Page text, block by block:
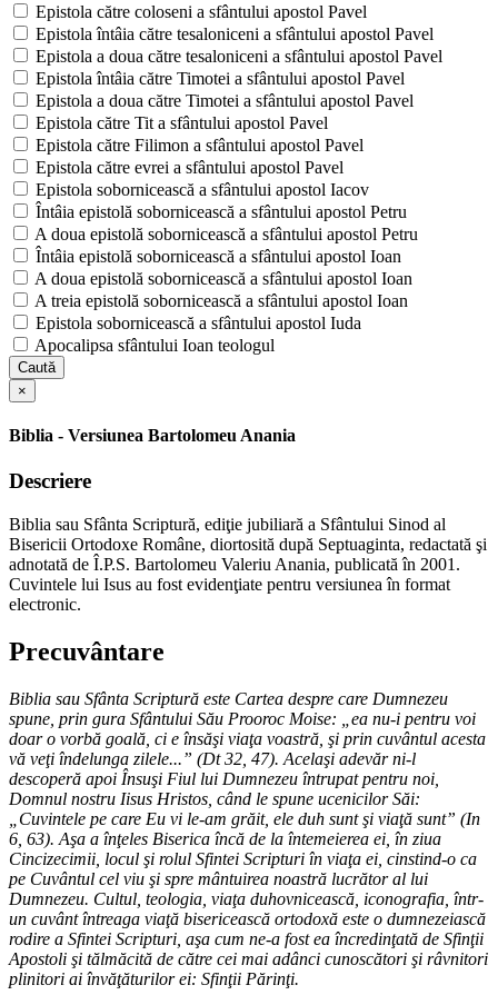
Epistola către coloseni a sfântului apostol Pavel
Epistola întâia către tesaloniceni a sfântului apostol Pavel
Epistola a doua către tesaloniceni a sfântului apostol Pavel
Epistola întâia către Timotei a sfântului apostol Pavel
Epistola a doua către Timotei a sfântului apostol Pavel
Epistola către Tit a sfântului apostol Pavel
Epistola către Filimon a sfântului apostol Pavel
Epistola către evrei a sfântului apostol Pavel
Epistola sobornicească a sfântului apostol Iacov
Întâia epistolă sobornicească a sfântului apostol Petru
A doua epistolă sobornicească a sfântului apostol Petru
Întâia epistolă sobornicească a sfântului apostol Ioan
A doua epistolă sobornicească a sfântului apostol Ioan
A treia epistolă sobornicească a sfântului apostol Ioan
Epistola sobornicească a sfântului apostol Iuda
Apocalipsa sfântului Ioan teologul
Caută
×
Biblia - Versiunea Bartolomeu Anania
Descriere
Biblia sau Sfânta Scriptură, ediţie jubiliară a Sfântului Sinod al
Bisericii Ortodoxe Române, diortosită după Septuaginta, redactată şi
adnotată de Î.P.S. Bartolomeu Valeriu Anania, publicată în 2001.
Cuvintele lui Isus au fost evidenţiate pentru versiunea în format
electronic.
Precuvântare
Biblia sau Sfânta Scriptură este Cartea despre care Dumnezeu
spune, prin gura Sfântului Său Prooroc Moise: „ea nu-i pentru voi
doar o vorbă goală, ci e însăşi viaţa voastră, şi prin cuvântul acesta
vă veţi îndelunga zilele...” (Dt 32, 47). Acelaşi adevăr ni-l
descoperă apoi Însuşi Fiul lui Dumnezeu întrupat pentru noi,
Domnul nostru Iisus Hristos, când le spune ucenicilor Săi:
„Cuvintele pe care Eu vi le-am grăit, ele duh sunt şi viaţă sunt” (In
6, 63). Aşa a înţeles Biserica încă de la întemeierea ei, în ziua
Cincizecimii, locul şi rolul Sfintei Scripturi în viaţa ei, cinstind-o ca
pe Cuvântul cel viu şi spre mântuirea noastră lucrător al lui
Dumnezeu. Cultul, teologia, viaţa duhovnicească, iconografia, într-
un cuvânt întreaga viaţă bisericească ortodoxă este o dumnezeiască
rodire a Sfintei Scripturi, aşa cum ne-a fost ea încredinţată de Sfinţii
Apostoli şi tălmăcită de către cei mai adânci cunoscători şi râvnitori
plinitori ai învăţăturilor ei: Sfinţii Părinţi.